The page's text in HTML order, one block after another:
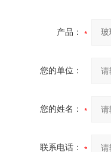
产品：
您的单位：
您的姓名：
联系电话：